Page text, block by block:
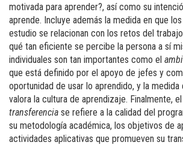
motivada para aprender?, así como su
aprende. Incluye además la medida en que
estudio se relacionan con los retos del
qué tan eficiente se percibe la persona a sí
individuales son tan importantes como el
que está definido por el apoyo de jefes y
oportunidad de usar lo aprendido, y la medida
valora la cultura de aprendizaje. Finalmente, el
transferencia se refiere a la calidad del
su metodología académica, los objetivos de
actividades aplicativas que promueven su